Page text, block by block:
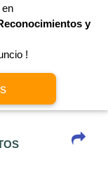
en
y
!